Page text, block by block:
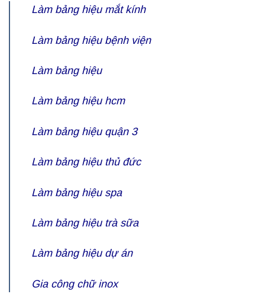
Làm bảng hiệu mắt kính
Làm bảng hiệu bệnh viện
Làm bảng hiệu
Làm bảng hiệu hcm
Làm bảng hiệu quận 3
Làm bảng hiệu thủ đức
Làm bảng hiệu spa
Làm bảng hiệu trà sữa
Làm bảng hiệu dự án
Gia công chữ inox